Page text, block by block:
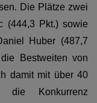
Die Plätze zwei
(444,3 Pkt.) sowie
Huber (487,7
Bestweiten von
damit mit über 40
die Konkurrenz